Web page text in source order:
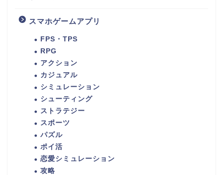
スマホゲームアプリ
FPS・TPS
RPG
アクション
カジュアル
シミュレーション
シューティング
ストラテジー
スポーツ
パズル
ポイ活
恋愛シミュレーション
攻略